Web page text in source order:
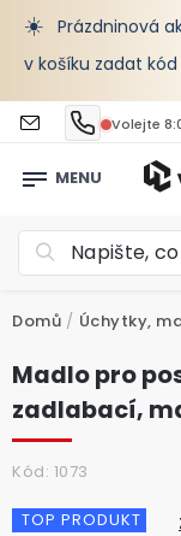
☀️ Prázdninová
v košíku zadat kód
Volejte
Domů / Úchytky,
Madlo pro
zadlabací,
Kód: 1073
TOP PRODUKT